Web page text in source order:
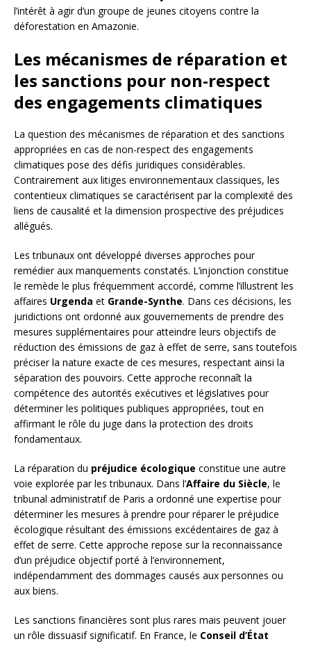
l’intérêt à agir d’un groupe de jeunes citoyens contre la
déforestation en Amazonie.
Les mécanismes de réparation et
les sanctions pour non-respect
des engagements climatiques
La question des mécanismes de réparation et des sanctions
appropriées en cas de non-respect des engagements
climatiques pose des défis juridiques considérables.
Contrairement aux litiges environnementaux classiques, les
contentieux climatiques se caractérisent par la complexité des
liens de causalité et la dimension prospective des préjudices
allégués.
Les tribunaux ont développé diverses approches pour
remédier aux manquements constatés. L’injonction constitue
le remède le plus fréquemment accordé, comme l’illustrent les
affaires Urgenda et Grande-Synthe. Dans ces décisions, les
juridictions ont ordonné aux gouvernements de prendre des
mesures supplémentaires pour atteindre leurs objectifs de
réduction des émissions de gaz à effet de serre, sans toutefois
préciser la nature exacte de ces mesures, respectant ainsi la
séparation des pouvoirs. Cette approche reconnaît la
compétence des autorités exécutives et législatives pour
déterminer les politiques publiques appropriées, tout en
affirmant le rôle du juge dans la protection des droits
fondamentaux.
La réparation du préjudice écologique constitue une autre
voie explorée par les tribunaux. Dans l’Affaire du Siècle, le
tribunal administratif de Paris a ordonné une expertise pour
déterminer les mesures à prendre pour réparer le préjudice
écologique résultant des émissions excédentaires de gaz à
effet de serre. Cette approche repose sur la reconnaissance
d’un préjudice objectif porté à l’environnement,
indépendamment des dommages causés aux personnes ou
aux biens.
Les sanctions financières sont plus rares mais peuvent jouer
un rôle dissuasif significatif. En France, le Conseil d’État